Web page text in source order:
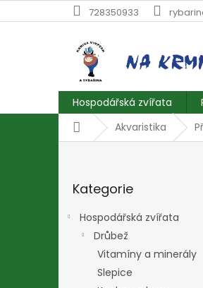
na
728350933
Hospodářská zvířata
DomůAkvaristika
kategorie
Kategorie
Hospodářská zvířata
Drůbež
Vitamíny a minerály
Slepice